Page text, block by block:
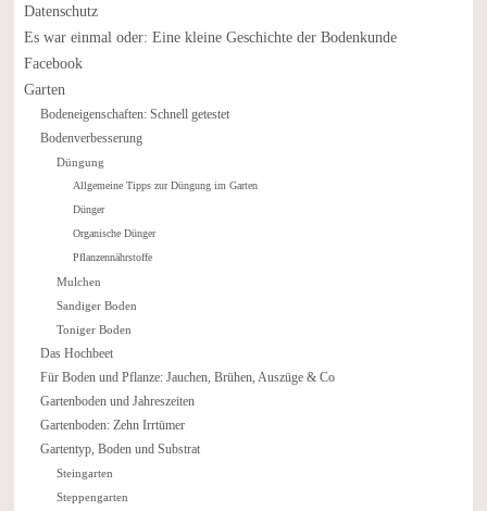
Datenschutz
Es war einmal oder: Eine kleine Geschichte der Bodenkunde
Facebook
Garten
Bodeneigenschaften: Schnell getestet
Bodenverbesserung
Düngung
Allgemeine Tipps zur Düngung im Garten
Dünger
Organische Dünger
Pflanzennährstoffe
Mulchen
Sandiger Boden
Toniger Boden
Das Hochbeet
Für Boden und Pflanze: Jauchen, Brühen, Auszüge & Co
Gartenboden und Jahreszeiten
Gartenboden: Zehn Irrtümer
Gartentyp, Boden und Substrat
Steingarten
Steppengarten